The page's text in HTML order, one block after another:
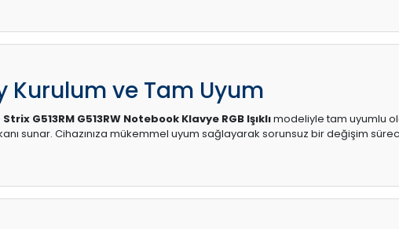
Kurulum ve Tam Uyum
G513RM G513RW Notebook Klavye RGB Işıklımodeliyle tam uyumlu
sunar. Cihazınıza mükemmel uyum sağlayarak sorunsuz bir değişim